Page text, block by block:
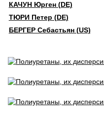
КАЧУН Юрген (DE)
ТЮРИ Петер (DE)
БЕРГЕР Себастьян (US)